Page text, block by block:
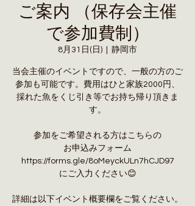
ご案内 （保存会主催
で参加費制）
8月31日(日) 静岡市
当会主催のイベントですので、一般の方のご
参加も可能です。費用はひと家族2000円、
採れた魚をくじ引き等でお持ち帰り頂きま
す。
参加をご希望される方はこちらの
お申込みフォーム
https://forms.gle/8oMeyckULn7hCJD97
にご入力ください😊
詳細は以下イベント概要欄をご覧ください。